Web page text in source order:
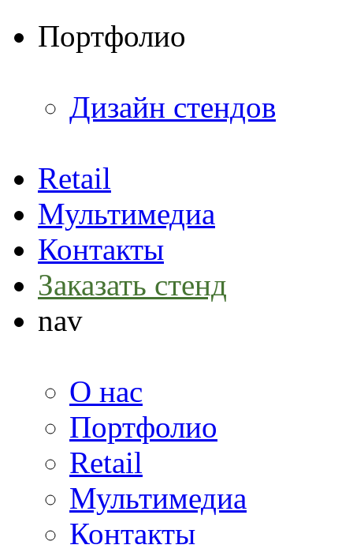
Портфолио
Дизайн стендов
Retail
Мультимедиа
Контакты
Заказать стенд
nav
О нас
Портфолио
Retail
Мультимедиа
Контакты